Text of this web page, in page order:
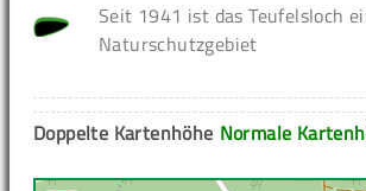
Seit 1941 ist das Teufelsloch
Naturschutzgebiet
Normale
Doppelte Kartenhöhe